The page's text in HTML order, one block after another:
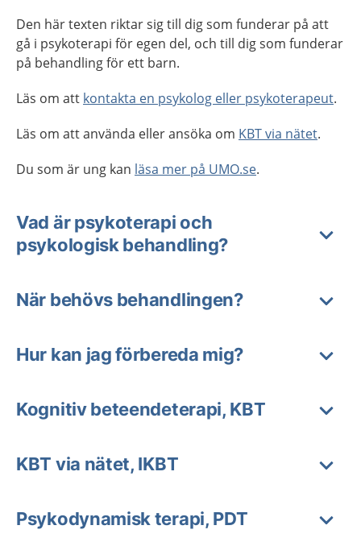
Den här texten riktar sig till dig som funderar på att
gå i psykoterapi för egen del, och till dig som funderar
på behandling för ett barn.
Läs om att kontakta en psykolog eller psykoterapeut.
Läs om att använda eller ansöka om KBT via nätet.
Du som är ung kan läsa mer på UMO.se.
Vad är psykoterapi och
psykologisk behandling?
När behövs behandlingen?
Hur kan jag förbereda mig?
Kognitiv beteendeterapi, KBT
KBT via nätet, IKBT
Psykodynamisk terapi, PDT